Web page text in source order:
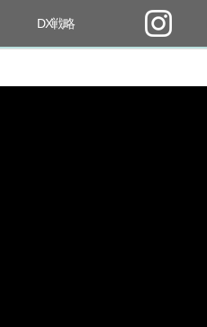
DX戦略